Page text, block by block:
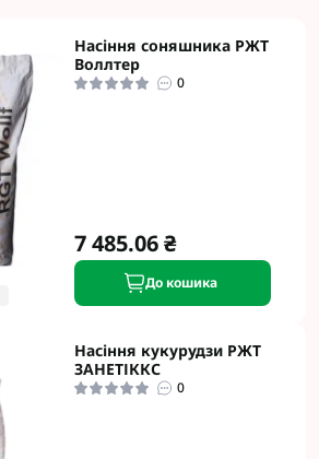
Насіння соняшника РЖТ
Воллтер
0
7 485.06 ₴
До кошика
Насіння кукурудзи РЖТ
ЗАНЕТІККС
0